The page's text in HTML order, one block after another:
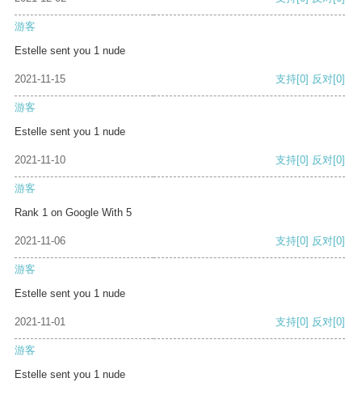
游客
Estelle sent you 1 nude
2021-11-15 支持[0] 反对[0]
游客
Estelle sent you 1 nude
2021-11-10 支持[0] 反对[0]
游客
Rank 1 on Google With 5
2021-11-06 支持[0] 反对[0]
游客
Estelle sent you 1 nude
2021-11-01 支持[0] 反对[0]
游客
Estelle sent you 1 nude